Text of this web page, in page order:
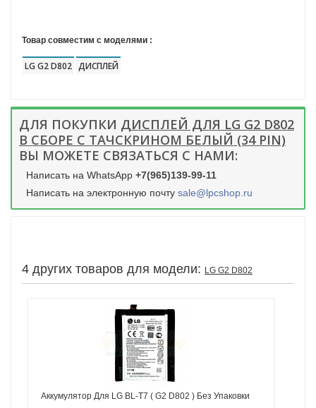
Товар совместим с моделями :
LG G2 D802 ДИСПЛЕЙ
ДЛЯ ПОКУПКИ ДИСПЛЕЙ ДЛЯ LG G2 D802
В СБОРЕ С ТАЧСКРИНОМ БЕЛЫЙ (34 PIN)
ВЫ МОЖЕТЕ СВЯЗАТЬСЯ С НАМИ:
Написать на WhatsApp +7(965)139-99-11
Написать на электронную почту sale@lpcshop.ru
4 других товаров для модели: LG G2 D802
Аккумулятор Для LG BL-T7 ( G2 D802 ) Без Упаковки